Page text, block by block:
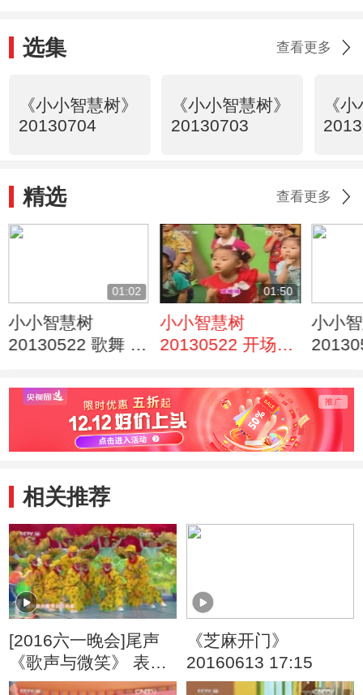
选集 查看更多
《小小智慧树》
20130704
《小小智慧树》
20130703
《
精选 查看更多
01:02
小小智慧树
20130522 歌舞 我
01:50
小小智慧树
20130522 开场歌
小小
相关推荐
[2016六一晚会]尾声
《歌声与微笑》 表
演：银河少儿电视艺
《芝麻开门》
20160613 17:15